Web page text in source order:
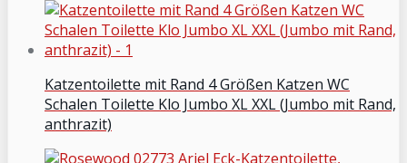
Katzentoilette mit Rand 4 Größen Katzen WC
Schalen Toilette Klo Jumbo XL XXL (Jumbo mit Rand,
anthrazit)